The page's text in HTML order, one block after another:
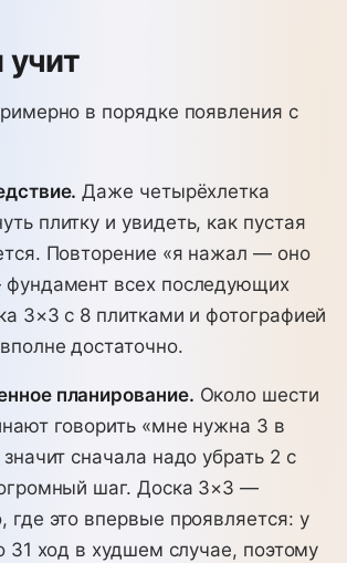
учит
в порядке появления с
Даже четырёхлетка
плитку и увидеть, как пустая
Повторение «я нажал — оно
фундамент всех последующих
3×3 с 8 плитками и фотографией
достаточно.
планирование. Около шести
говорить «мне нужна 3 в
сначала надо убрать 2 с
шаг. Доска 3×3 —
где это впервые проявляется: у
31 ход в худшем случае, поэтому